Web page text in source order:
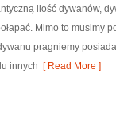
ilość dywanów,
Mimo to musimy
pragniemy
innych [ Read More ]